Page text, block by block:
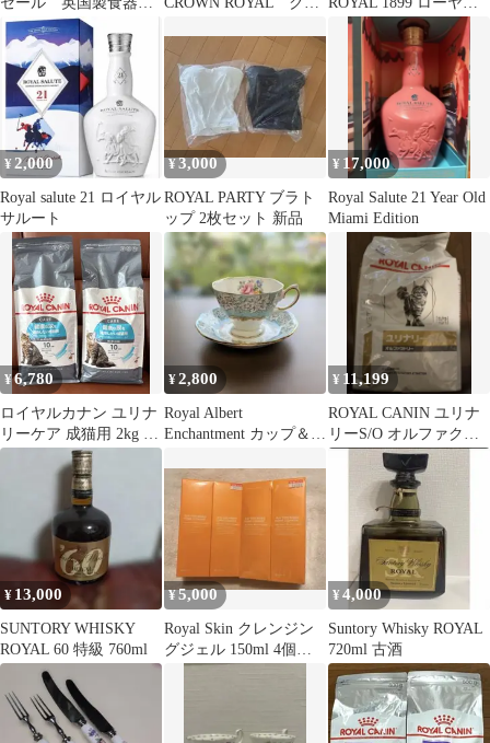
Royal Wessex 4枚
も綺麗な品
1000ml 古酒
¥2,000
Royal salute 21 ロイヤル
サルート
¥3,000
ROYAL PARTY ブラト
ップ 2枚セット 新品
¥ 17,000
Royal Salute 21 Year Old
Miami Edition
¥6,780
ロイヤルカナン ユリナ
リーケア 成猫用 2kg 2
袋セット 新品
¥2,800
Royal Albert
Enchantment カップ＆ソ
¥ 11,199
ROYAL CANIN ユリナ
リーS/O オルファクト
リー 4kg
¥ 13,000
SUNTORY WHISKY
ROYAL 60 特級 760ml
¥5,000
Royal Skin クレンジン
グジェル 150ml 4個セ
ット
¥ 4,000
Suntory Whisky ROYAL
720ml 古酒